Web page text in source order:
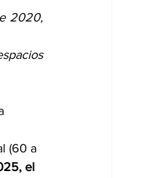
2020,
(60 a
el